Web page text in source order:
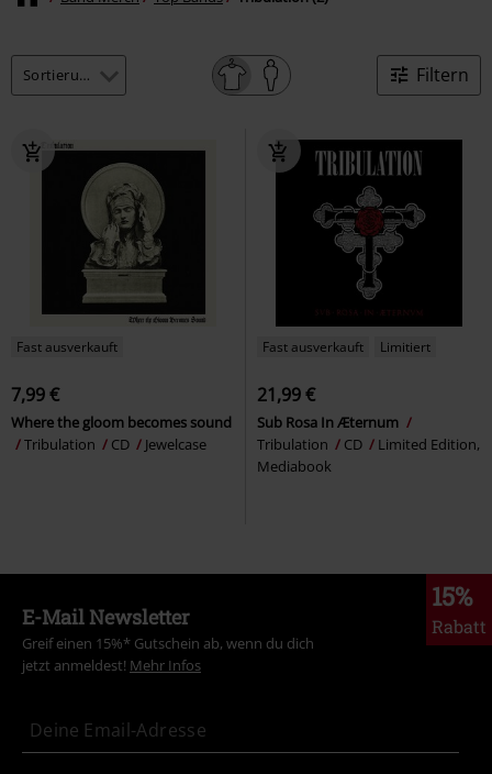
Filtern
Fast ausverkauft
7,99 €
Where the gloom becomes sound
Tribulation
CD Jewelcase
Fast ausverkauft Limitiert
21,99 €
Sub Rosa In Æternum
Tribulation
CD
Limited Edition,
Mediabook
15%
Rabatt
E-Mail Newsletter
Greif einen 15%* Gutschein ab, wenn du dich
jetzt anmeldest! Mehr Infos